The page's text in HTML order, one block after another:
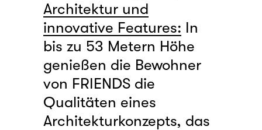
Architektur und
innovative Features: In
bis zu 53 Metern Höhe
genießen die Bewohner
von FRIENDS die
Qualitäten eines
Architekturkonzepts, das